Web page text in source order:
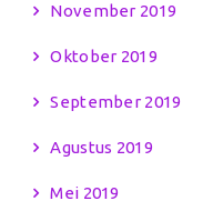
November 2019
Oktober 2019
September 2019
Agustus 2019
Mei 2019